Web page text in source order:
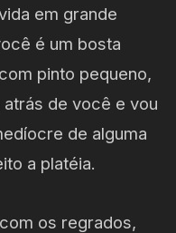
em grande
é um bosta
pinto pequeno,
de você e vou
de alguma
a platéia.
os regrados,